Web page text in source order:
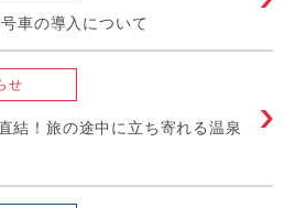
車の導入について
せ
結！旅の途中に立ち寄れる温泉